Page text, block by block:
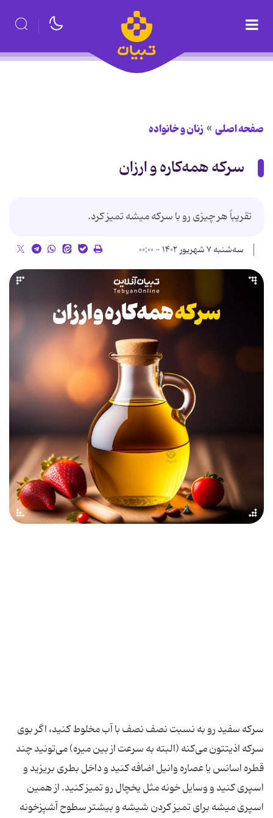
صفحه اصلی زنان و خانواده
سرکه همه‌کاره و ارزان
تقریباً هر چیزی رو با سرکه میشه تمیز کرد.
سه‌شنبه ۷ شهریور ۱۴۰۲ - ۰۰:۰۰
سرکه سفید رو به نسبت نصف نصف با آب مخلوط کنید، اگر بوی
سرکه اذیتتون می‌کنه (البته به سرعت از بین میره) می‌تونید چند
قطره اسانس یا عصاره وانیل اضافه کنید و داخل بطری بریزید و
اسپری کنید و وسایل خونه مثل یخچال رو تمیز کنید. از همین
اسپری میشه برای تمیز کردن شیشه و بیشتر سطوح آشپزخونه